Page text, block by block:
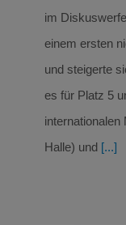
im
einem ersten
und steigerte
es für Platz 5
Halle) und [...]